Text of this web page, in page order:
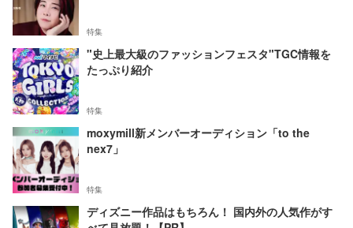
特集
"史上最大級のファッションフェスタ"TGC情報を
たっぷり紹介
特集
moxymill新メンバーオーディション「to the
nex7」
特集
ディズニー作品はもちろん！ 国内外の人気作がす